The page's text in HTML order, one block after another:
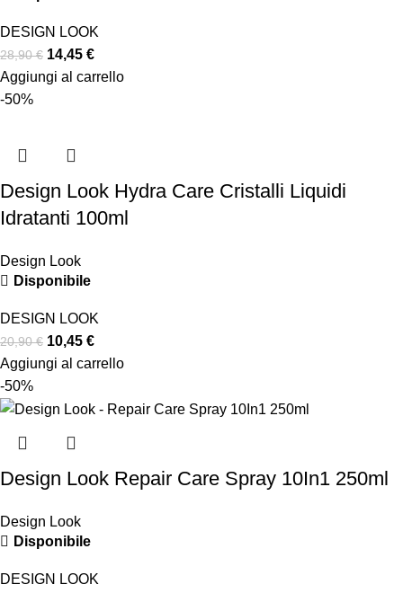
DESIGN LOOK
28,90€ 14,45 €
Aggiungi al carrello
-50%
Design Look Hydra Care Cristalli Liquidi
Idratanti 100ml
Design Look
Disponibile
DESIGN LOOK
20,90€ 10,45 €
Aggiungi al carrello
-50%
Design Look Repair Care Spray 10In1 250ml
Design Look
Disponibile
DESIGN LOOK